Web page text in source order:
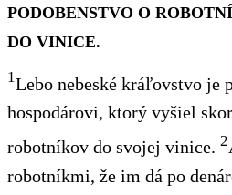
PODOBENSTVO O
DO VINICE.
1Lebo nebeské kráľovstvo je
hospodárovi, ktorý vyšiel
robotníkov do svojej vinice. 2
robotníkmi, že im dá po